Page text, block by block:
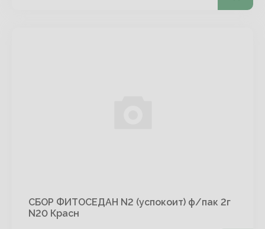
СБОР ФИТОСЕДАН N2 (успокоит) ф/пак 2г
N20 Красн